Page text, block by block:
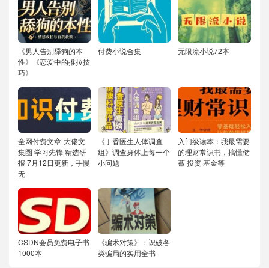
《男人告别舔狗的本
性》《恋爱中的推拉技
巧》
付费小说合集 无限流小说72本
全网付费文章-大佬文
集圈 学习先锋 精选研
报 7月12日更新，手慢
无
《丁香医生人体调查
组》调查身体上每一个
小问题
入门级读本：我最需要
的理财常识书，搞懂储
蓄 投资 基金等
CSDN会员免费电子书
1000本
《骗术对策》：识破各
类骗局的实用全书